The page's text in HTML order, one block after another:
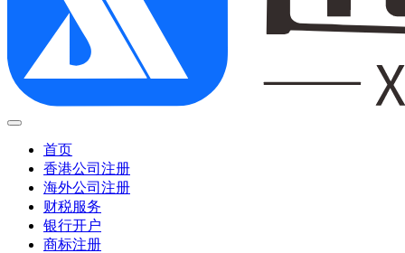
首页
香港公司注册
海外公司注册
财税服务
银行开户
商标注册